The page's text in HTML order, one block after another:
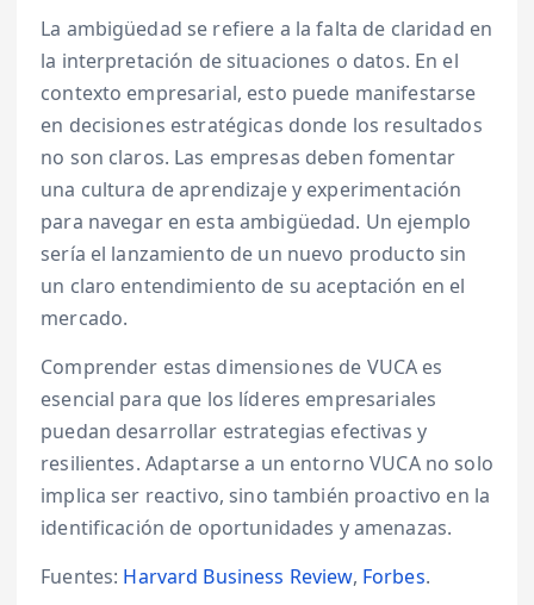
La ambigüedad se refiere a la falta de claridad en
la interpretación de situaciones o datos. En el
contexto empresarial, esto puede manifestarse
en decisiones estratégicas donde los resultados
no son claros. Las empresas deben fomentar
una cultura de aprendizaje y experimentación
para navegar en esta ambigüedad. Un ejemplo
sería el lanzamiento de un nuevo producto sin
un claro entendimiento de su aceptación en el
mercado.
Comprender estas dimensiones de VUCA es
esencial para que los líderes empresariales
puedan desarrollar estrategias efectivas y
resilientes. Adaptarse a un entorno VUCA no solo
implica ser reactivo, sino también proactivo en la
identificación de oportunidades y amenazas.
Fuentes: Harvard Business Review, Forbes.